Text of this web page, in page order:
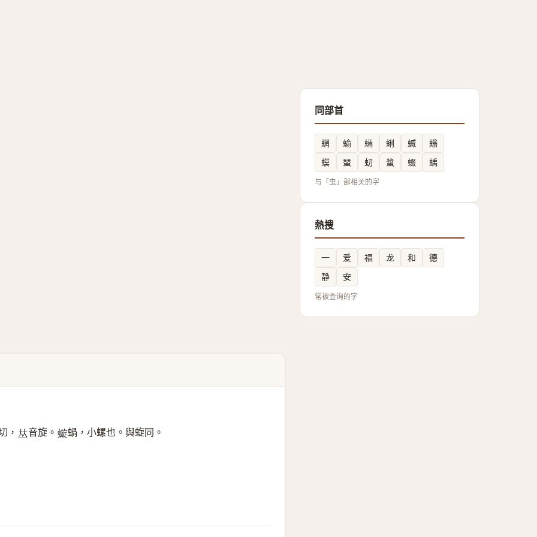
， 𠀤音旋。 𧐗 蝸，小螺也。與蜁同。
同部首
蝄 蝓 䗡 蜊 蝛
螉
蟆
蝅 虭 螀 蝃 蝺
与「虫」部相关的字
熱搜
一 爱 福 龙 和
德
静
安
常被查询的字